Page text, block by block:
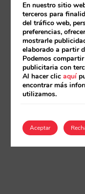
En nuestro sitio
terceros para
del tráfico web,
preferencias,
mostrarle
elaborado a partir
Podemos
publicitaria con
Al hacer clicaquí
encontrar más
utilizamos.
Aceptar